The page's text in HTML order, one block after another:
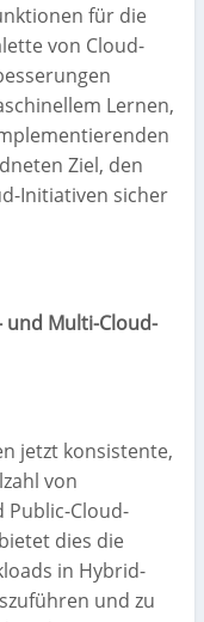
für die
von Cloud-
Lernen,
Ziel, den
Initiativen sicher
und Multi-Cloud-
jetzt konsistente,
von
Cloud-
dies die
in Hybrid-
und zu